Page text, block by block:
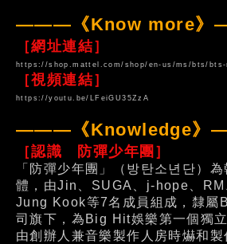
———《Know more
［網址連結］
https://shop.mattel.com/shop/en-us/ms/bts/bts-
［視頻連結］
https://youtu.be/LFeiGU35ZzA
———《Knowledge
［認識 防彈少年團］
「防彈少年團」（방탄소년단）
體，由Jin、SUGA、j-hope、RM
Jung Kook等7名成員組成，隸屬
司旗下，為Big Hit娛樂第一個獨立
由創辦人兼音樂製作人房時爀和製